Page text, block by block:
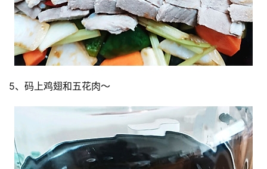
5、码上鸡翅和五花肉～